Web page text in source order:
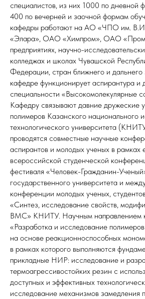
специалистов, из них 1000 по дневной
400 по вечерней и заочной формам
кафедры работают на АО «ЧПО им.
«Элара», ОАО «Химпром», ОАО
предприятиях, научно-
колледжах и школах Чувашской
Федерации, стран ближнего и
кафедре функционирует аспирантура и
специальности «Высокомолекулярные
Кафедру связывают давние дружеские
полимеров Казанского национального
технологического университета
проводятся совместные научные
аспирантов и молодых ученых в рамках
всероссийской студенческой
фестиваля «Человек-Гражданин-
государственного университета и
конференции молодых ученых,
«Синтез, исследование свойств,
ВМС» КНИТУ. Научным направлением
«Разработка и исследование
на основе реакционноспособных
в рамках которого выполняются
прикладные НИР: исследование и
термоагрессивостойких резин с
доступных и эффективных
исследование механизмов замедления